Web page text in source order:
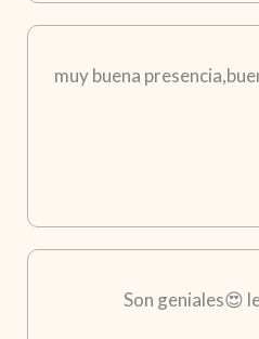
muy buena
Son geniales😍